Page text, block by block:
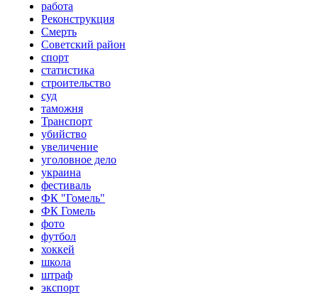
работа
Реконструкция
Смерть
Советский район
спорт
статистика
строительство
суд
таможня
Транспорт
убийство
увеличение
уголовное дело
украина
фестиваль
ФК "Гомель"
ФК Гомель
фото
футбол
хоккей
школа
штраф
экспорт